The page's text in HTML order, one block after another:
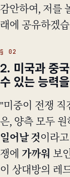
감안하여, 저를
래에 공유하겠
2. 미국과 중
수 있는 능력
"미중이 전쟁 직
은, 양측 모두 원
일어날 것 이라
쟁에 가까워 보
이 상대방의 레